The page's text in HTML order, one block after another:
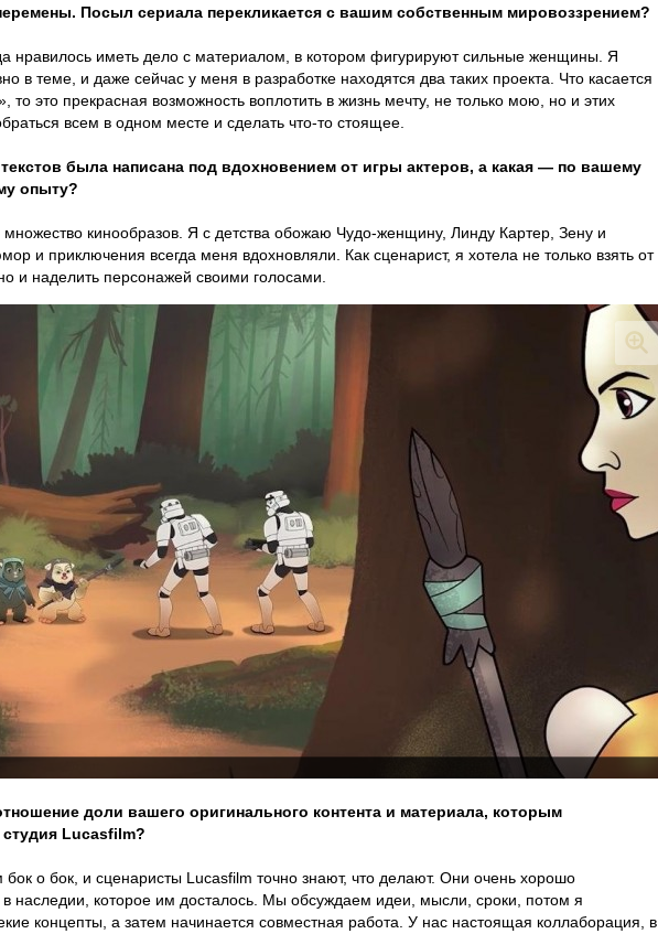
Посыл сериала перекликается с вашим собственным мировоззрением?
нравилось иметь дело с материалом, в котором фигурируют сильные женщины. Я
в теме, и даже сейчас у меня в разработке находятся два таких проекта. Что касается
то это прекрасная возможность воплотить в жизнь мечту, не только мою, но и этих
всем в одном месте и сделать что-то стоящее.
текстов была написана под вдохновением от игры актеров, а какая — по вашему
опыту?
кинообразов. Я с детства обожаю Чудо-женщину, Линду Картер, Зену и
и приключения всегда меня вдохновляли. Как сценарист, я хотела не только взять от
и наделить персонажей своими голосами.
доли вашего оригинального контента и материала, которым
Lucasfilm?
о бок, и сценаристы Lucasfilm точно знают, что делают. Они очень хорошо
в наследии, которое им досталось. Мы обсуждаем идеи, мысли, сроки, потом я
концепты, а затем начинается совместная работа. У нас настоящая коллаборация, в